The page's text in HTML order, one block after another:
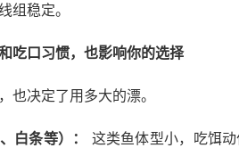
组稳定。
吃口习惯，也影响你的选择
也决定了用多大的漂。
白条等）：
这类鱼体型小，吃饵